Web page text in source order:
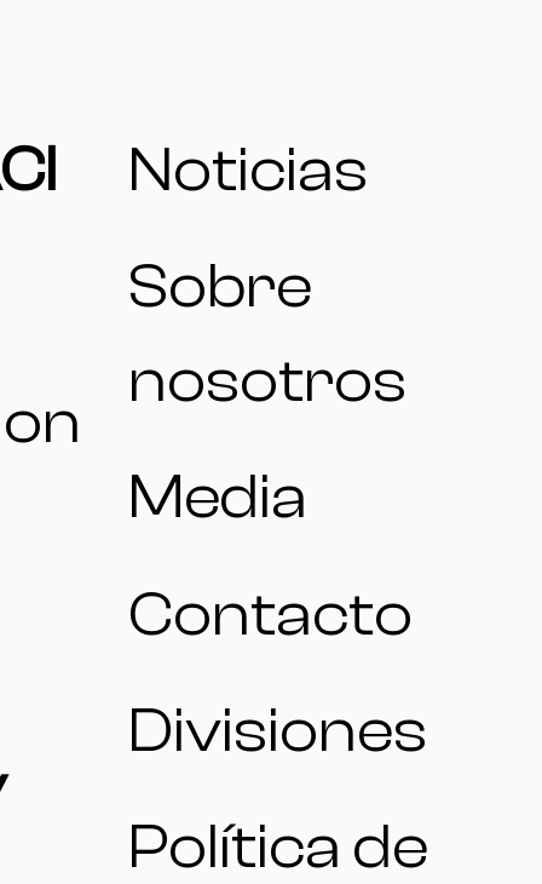
Noticias
Sobre
nosotros
Media
Contacto
Divisiones
Política de